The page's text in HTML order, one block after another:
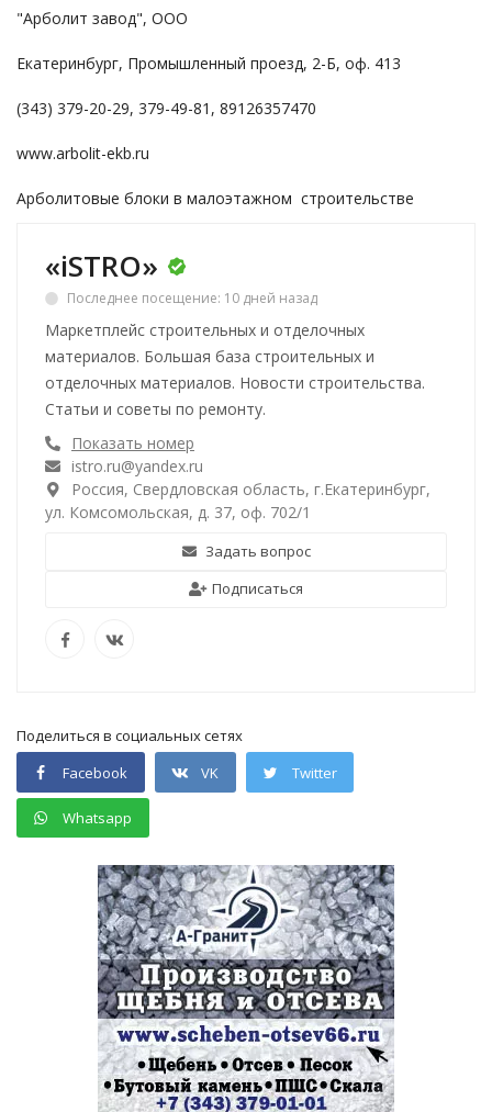
"Арболит завод", ООО
Екатеринбург, Промышленный проезд, 2-Б, оф. 413
(343) 379-20-29, 379-49-81, 89126357470
www.arbolit-ekb.ru
Арболитовые блоки в малоэтажном строительстве
«iSTRO»
Последнее посещение: 10 дней назад
Маркетплейс строительных и отделочных
материалов. Большая база строительных и
отделочных материалов. Новости строительства.
Статьи и советы по ремонту.
Показать номер
istro.ru@yandex.ru
Россия, Свердловская область, г.Екатеринбург,
ул. Комсомольская, д. 37, оф. 702/1
Задать вопрос
Подписаться
Поделиться в социальных сетях
Facebook
VK Twitter
Whatsapp